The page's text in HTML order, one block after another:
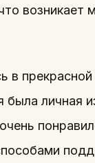
в
была личная